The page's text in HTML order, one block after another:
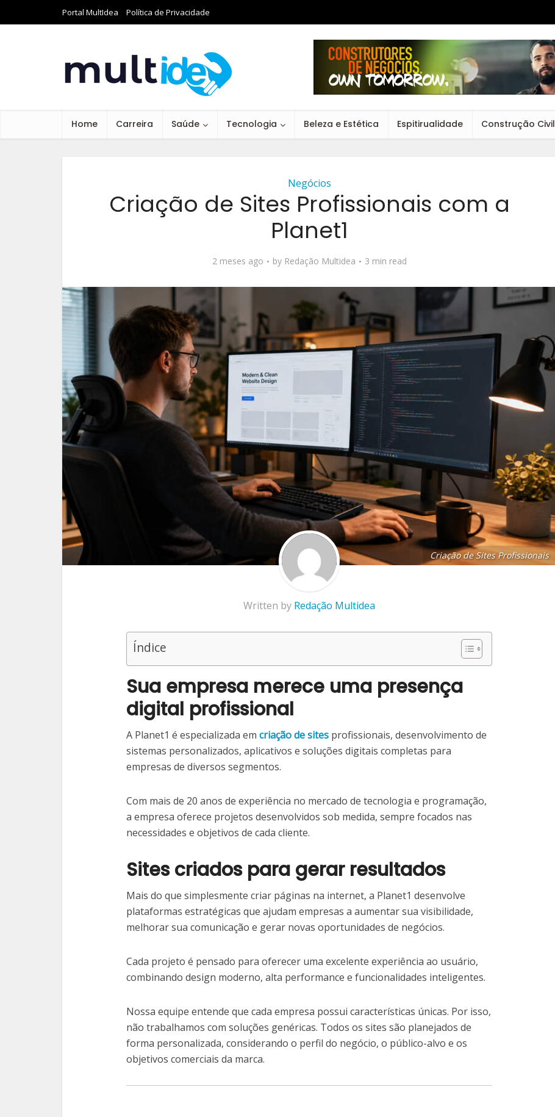
Portal MultIdea Política de Privacidade
Home Carreira Saúde Tecnologia Beleza e Estética Espitirualidade Construção Civil
Negócios
Criação de Sites Profissionais com a
Planet1
2 meses ago by Redação Multidea 3 min read
Criação de Sites Profissionais
Written by Redação Multidea
Índice
Sua empresa merece uma presença
digital profissional
A Planet1 é especializada em criação de sites profissionais, desenvolvimento de
sistemas personalizados, aplicativos e soluções digitais completas para
empresas de diversos segmentos.
Com mais de 20 anos de experiência no mercado de tecnologia e programação,
a empresa oferece projetos desenvolvidos sob medida, sempre focados nas
necessidades e objetivos de cada cliente.
Sites criados para gerar resultados
Mais do que simplesmente criar páginas na internet, a Planet1 desenvolve
plataformas estratégicas que ajudam empresas a aumentar sua visibilidade,
melhorar sua comunicação e gerar novas oportunidades de negócios.
Cada projeto é pensado para oferecer uma excelente experiência ao usuário,
combinando design moderno, alta performance e funcionalidades inteligentes.
Nossa equipe entende que cada empresa possui características únicas. Por isso,
não trabalhamos com soluções genéricas. Todos os sites são planejados de
forma personalizada, considerando o perfil do negócio, o público-alvo e os
objetivos comerciais da marca.